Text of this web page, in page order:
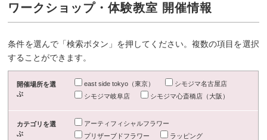
ワークショップ・体験教室 開催情報
条件を選んで「検索ボタン」を押してください。複数の項目を選択
することができます。
開催場所を選
ぶ
east side tokyo（東京）
シモジマ名古屋店
シモジマ岐阜店
シモジマ心斎橋店（大阪）
カテゴリを選
ぶ
アーティフィシャルフラワー
プリザーブドフラワー
ラッピング